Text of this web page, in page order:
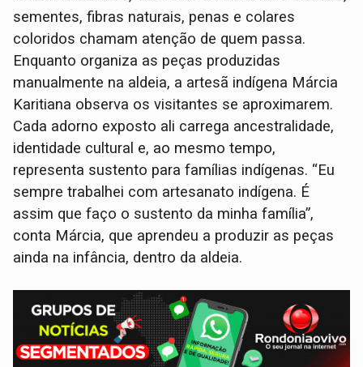
sementes, fibras naturais, penas e colares
coloridos chamam atenção de quem passa.
Enquanto organiza as peças produzidas
manualmente na aldeia, a artesã indígena Márcia
Karitiana observa os visitantes se aproximarem.
Cada adorno exposto ali carrega ancestralidade,
identidade cultural e, ao mesmo tempo,
representa sustento para famílias indígenas. “Eu
sempre trabalhei com artesanato indígena. É
assim que faço o sustento da minha família”,
conta Márcia, que aprendeu a produzir as peças
ainda na infância, dentro da aldeia.